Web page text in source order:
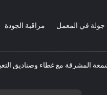
جولة في المعمل مراقبة الجودة